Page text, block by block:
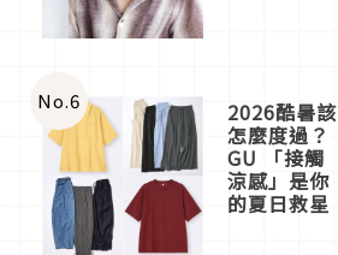
No.6 2026酷暑該
怎麼度過？
GU 「接觸
涼感」是你
的夏日救星